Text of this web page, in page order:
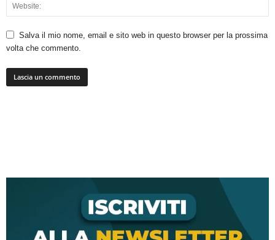
Salva il mio nome, email e sito web in questo browser per la prossima
volta che commento.